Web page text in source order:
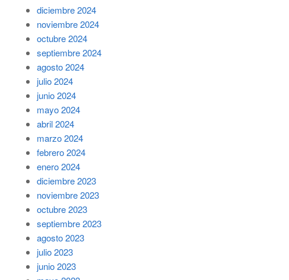
diciembre 2024
noviembre 2024
octubre 2024
septiembre 2024
agosto 2024
julio 2024
junio 2024
mayo 2024
abril 2024
marzo 2024
febrero 2024
enero 2024
diciembre 2023
noviembre 2023
octubre 2023
septiembre 2023
agosto 2023
julio 2023
junio 2023